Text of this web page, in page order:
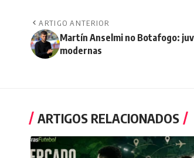
ARTIGO ANTERIOR
Martín Anselmi no Botafogo:
modernas
ARTIGOS RELACIONADOS